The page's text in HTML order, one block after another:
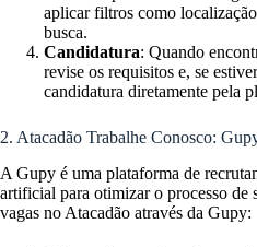
aplicar filtros como
busca.
Candidatura: Quando
revise os requisitos e, se
candidatura diretamente pela
2. Atacadão Trabalhe Conosco:
A Gupy é uma plataforma de
artificial para otimizar o processo de
vagas no Atacadão através da Gupy: